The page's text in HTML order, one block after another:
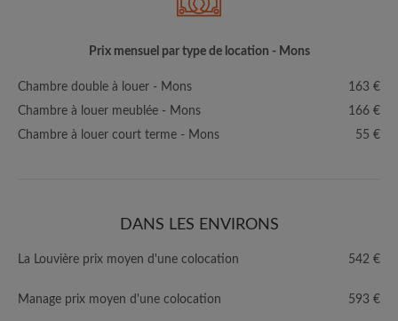
Prix mensuel par type de location - Mons
Chambre double à louer - Mons
163 €
Chambre à louer meublée - Mons
166 €
Chambre à louer court terme - Mons
55 €
DANS LES ENVIRONS
La Louvière prix moyen d'une colocation 542 €
Manage prix moyen d'une colocation 593 €